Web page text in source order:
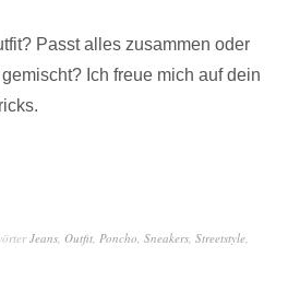
Passt alles zusammen oder
Ich freue mich auf dein
Jeans, Outfit, Poncho, Sneakers, Streetstyle,